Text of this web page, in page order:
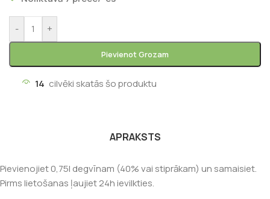
- +
Pievienot Grozam
14 cilvēki skatās šo produktu
APRAKSTS
Pievienojiet 0,75l degvīnam (40% vai stiprākam) un samaisiet.
Pirms lietošanas ļaujiet 24h ievilkties.